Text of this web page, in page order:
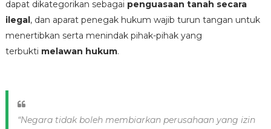
dapat dikategorikan sebagai penguasaan tanah secara
ilegal, dan aparat penegak hukum wajib turun tangan untuk
menertibkan serta menindak pihak-pihak yang
terbukti melawan hukum.
“Negara tidak boleh membiarkan perusahaan yang izin